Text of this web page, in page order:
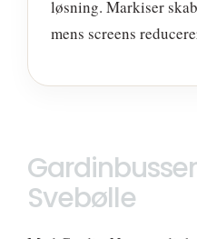
løsning. Markiser
mens screens
Svebølle